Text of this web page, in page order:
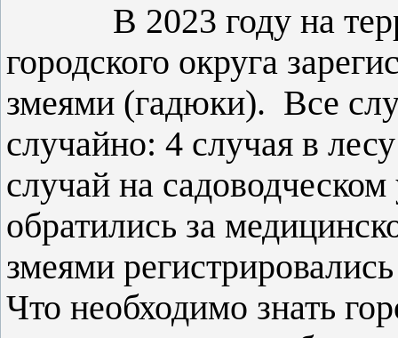
В 2023 году на
городского округа
змеями (гадюки). Все
случайно: 4 случая в
случай на
обратились за
змеями
Что необходимо знать